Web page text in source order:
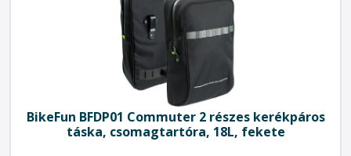
BikeFun BFDP01 Commuter 2 részes kerékpáros
táska, csomagtartóra, 18L, fekete